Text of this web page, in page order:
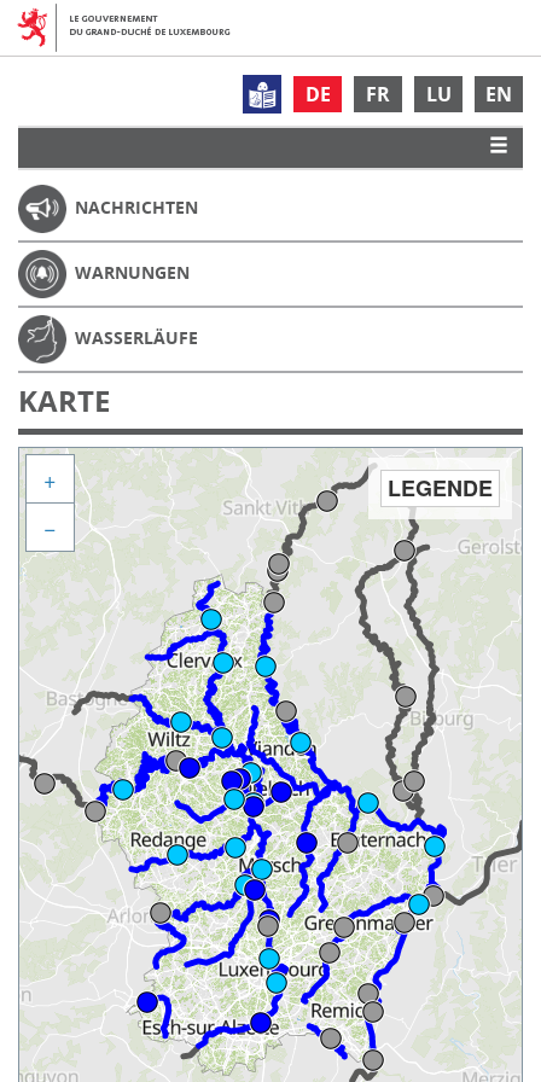
DE FR LU EN
NACHRICHTEN
WARNUNGEN
WASSERLÄUFE
KARTE
LEGENDE
+
−